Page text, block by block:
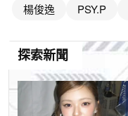
楊俊逸 PSY.P
探索新聞